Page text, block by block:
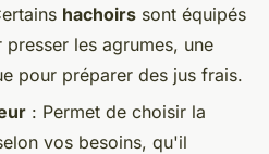
hachoirs sont équipés
les agrumes, une
pour préparer des jus frais.
: Permet de choisir la
vos besoins, qu'il